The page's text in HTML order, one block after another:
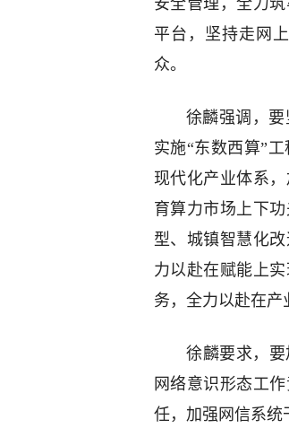
安全管理，全力
平台，坚持走网
众。
徐麟强调，
实施“东数西算”
现代化产业体系
育算力市场上下
型、城镇智慧化
力以赴在赋能上
务，全力以赴在产
徐麟要求，
网络意识形态工
任，加强网信系统